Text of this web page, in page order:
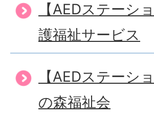
【AEDステーシ
護福祉サービス
【AEDステーシ
の森福祉会